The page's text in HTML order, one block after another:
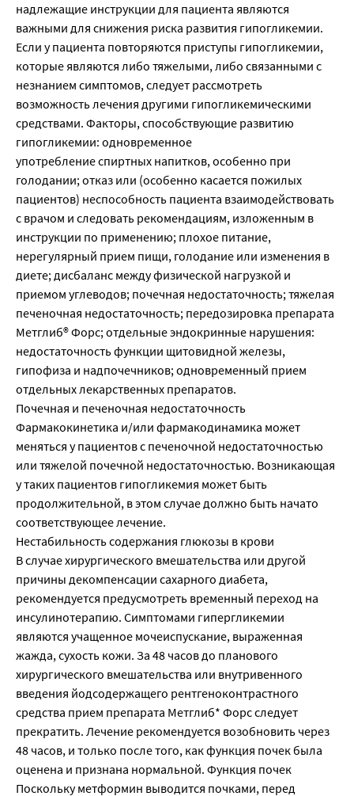
надлежащие инструкции для пациента являются
важными для снижения риска развития гипогликемии.
Если у пациента повторяются приступы гипогликемии,
которые являются либо тяжелыми, либо связанными с
незнанием симптомов, следует рассмотреть
возможность лечения другими гипогликемическими
средствами. Факторы, способствующие развитию
гипогликемии: одновременное
употребление спиртных напитков, особенно при
голодании; отказ или (особенно касается пожилых
пациентов) неспособность пациента взаимодействовать
с врачом и следовать рекомендациям, изложенным в
инструкции по применению; плохое питание,
нерегулярный прием пищи, голодание или изменения в
диете; дисбаланс между физической нагрузкой и
приемом углеводов; почечная недостаточность; тяжелая
печеночная недостаточность; передозировка препарата
Метглиб® Форс; отдельные эндокринные нарушения:
недостаточность функции щитовидной железы,
гипофиза и надпочечников; одновременный прием
отдельных лекарственных препаратов.
Почечная и печеночная недостаточность
Фармакокинетика и/или фармакодинамика может
меняться у пациентов с печеночной недостаточностью
или тяжелой почечной недостаточностью. Возникающая
у таких пациентов гипогликемия может быть
продолжительной, в этом случае должно быть начато
соответствующее лечение.
Нестабильность содержания глюкозы в крови
В случае хирургического вмешательства или другой
причины декомпенсации сахарного диабета,
рекомендуется предусмотреть временный переход на
инсулинотерапию. Симптомами гипергликемии
являются учащенное мочеиспускание, выраженная
жажда, сухость кожи. За 48 часов до планового
хирургического вмешательства или внутривенного
введения йодсодержащего рентгеноконтрастного
средства прием препарата Метглиб* Форс следует
прекратить. Лечение рекомендуется возобновить через
48 часов, и только после того, как функция почек была
оценена и признана нормальной. Функция почек
Поскольку метформин выводится почками, перед